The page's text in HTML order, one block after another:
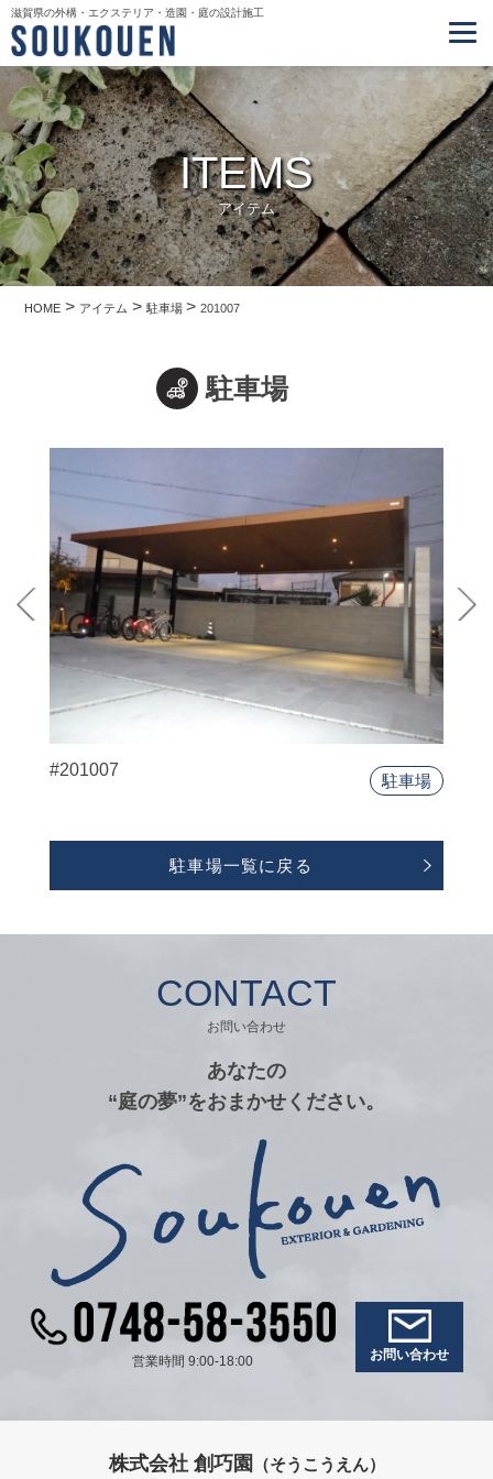
滋賀県の外構・エクステリア・造園・庭の設計施工
ITEMS
アイテム
HOME > アイテム >駐車場>201007
駐車場
#201007
駐車場
駐車場一覧に戻る
CONTACT
お問い合わせ
あなたの
“庭の夢”をおまかせください。
営業時間 9:00-18:00 お問い合わせ
株式会社 創巧園 （そうこうえん）